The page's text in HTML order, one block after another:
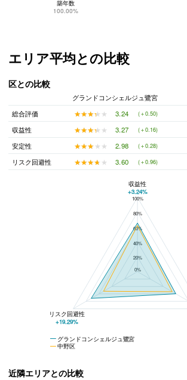
築年数
100.00%
エリア平均との比較
区との比較
グランドコンシェルジュ鷺宮
総合評価
★★★★★
★★★★★ 3.24 (＋0.50)
収益性
★★★★★
★★★★★ 3.27 (＋0.16)
安定性
★★★★★
★★★★★ 2.98 (＋0.28)
リスク回避性
★★★★★
★★★★★ 3.60 (＋0.96)
グランドコンシェルジュ鷺宮と中野区の平均値の総合評価の比較
100%
80%
60%
40%
20%
0%
グランドコンシェルジュ鷺宮
中野区
収益性
+3.24%
リスク回避性
+19.29%
近隣エリアとの比較